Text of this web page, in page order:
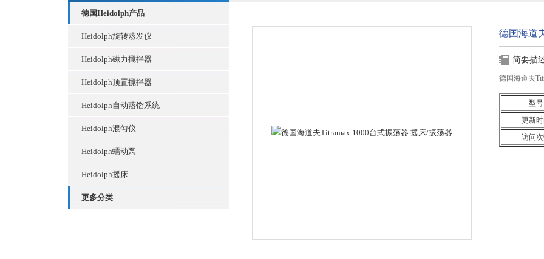
德国Heidolph产品
Heidolph旋转蒸发仪
Heidolph磁力搅拌器
Heidolph顶置搅拌器
Heidolph自动蒸馏系统
Heidolph混匀仪
Heidolph蠕动泵
Heidolph摇床
更多分类
德国海道
简要描
德国海道夫
型号
更新时
访问